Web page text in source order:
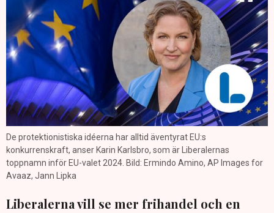
De protektionistiska idéerna har alltid äventyrat EU:s
konkurrenskraft, anser Karin Karlsbro, som är Liberalernas
toppnamn inför EU-valet 2024. Bild: Ermindo Amino, AP Images for
Avaaz, Jann Lipka
Liberalerna vill se mer frihandel och en